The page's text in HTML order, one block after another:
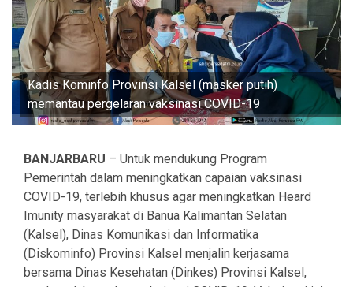
Kadis Kominfo Provinsi Kalsel (masker putih)
memantau pergelaran vaksinasi COVID-19
BANJARBARU – Untuk mendukung Program
Pemerintah dalam meningkatkan capaian vaksinasi
COVID-19, terlebih khusus agar meningkatkan Heard
Imunity masyarakat di Banua Kalimantan Selatan
(Kalsel), Dinas Komunikasi dan Informatika
(Diskominfo) Provinsi Kalsel menjalin kerjasama
bersama Dinas Kesehatan (Dinkes) Provinsi Kalsel,